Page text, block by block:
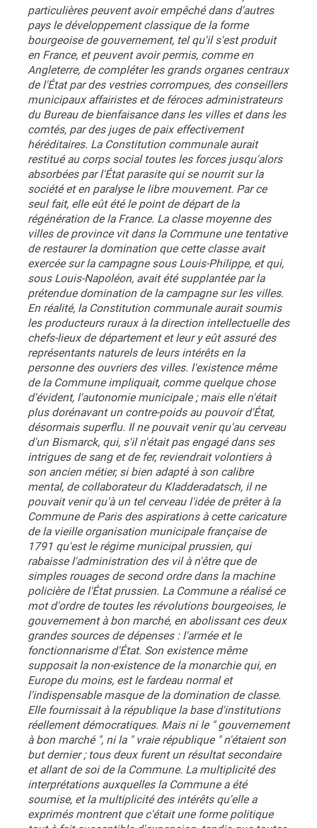
particulières peuvent avoir empêché dans d'autres
pays le développement classique de la forme
bourgeoise de gouvernement, tel qu'il s'est produit
en France, et peuvent avoir permis, comme en
Angleterre, de compléter les grands organes centraux
de l'État par des vestries corrompues, des conseillers
municipaux affairistes et de féroces administrateurs
du Bureau de bienfaisance dans les villes et dans les
comtés, par des juges de paix effectivement
héréditaires. La Constitution communale aurait
restitué au corps social toutes les forces jusqu'alors
absorbées par l'État parasite qui se nourrit sur la
société et en paralyse le libre mouvement. Par ce
seul fait, elle eût été le point de départ de la
régénération de la France. La classe moyenne des
villes de province vit dans la Commune une tentative
de restaurer la domination que cette classe avait
exercée sur la campagne sous Louis-Philippe, et qui,
sous Louis-Napoléon, avait été supplantée par la
prétendue domination de la campagne sur les villes.
En réalité, la Constitution communale aurait soumis
les producteurs ruraux à la direction intellectuelle des
chefs-lieux de département et leur y eût assuré des
représentants naturels de leurs intérêts en la
personne des ouvriers des villes. l'existence même
de la Commune impliquait, comme quelque chose
d'évident, l'autonomie municipale ; mais elle n'était
plus dorénavant un contre-poids au pouvoir d'État,
désormais superflu. Il ne pouvait venir qu'au cerveau
d'un Bismarck, qui, s'il n'était pas engagé dans ses
intrigues de sang et de fer, reviendrait volontiers à
son ancien métier, si bien adapté à son calibre
mental, de collaborateur du Kladderadatsch, il ne
pouvait venir qu'à un tel cerveau l'idée de prêter à la
Commune de Paris des aspirations à cette caricature
de la vieille organisation municipale française de
1791 qu'est le régime municipal prussien, qui
rabaisse l'administration des vil à n'être que de
simples rouages de second ordre dans la machine
policière de l'État prussien. La Commune a réalisé ce
mot d'ordre de toutes les révolutions bourgeoises, le
gouvernement à bon marché, en abolissant ces deux
grandes sources de dépenses : l'armée et le
fonctionnarisme d'État. Son existence même
supposait la non-existence de la monarchie qui, en
Europe du moins, est le fardeau normal et
l'indispensable masque de la domination de classe.
Elle fournissait à la république la base d'institutions
réellement démocratiques. Mais ni le " gouvernement
à bon marché ", ni la " vraie république " n'étaient son
but dernier ; tous deux furent un résultat secondaire
et allant de soi de la Commune. La multiplicité des
interprétations auxquelles la Commune a été
soumise, et la multiplicité des intérêts qu'elle a
exprimés montrent que c'était une forme politique